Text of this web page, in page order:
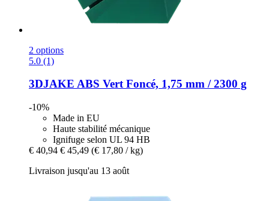
2 options
5.0 (1)
3DJAKE ABS Vert Foncé, 1,75 mm / 2300 g
-10%
Made in EU
Haute stabilité mécanique
Ignifuge selon UL 94 HB
€ 40,94 € 45,49 (€ 17,80 / kg)
Livraison jusqu'au 13 août